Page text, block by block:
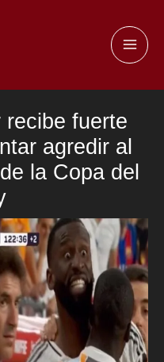
fuerte
agredir al
la Copa del